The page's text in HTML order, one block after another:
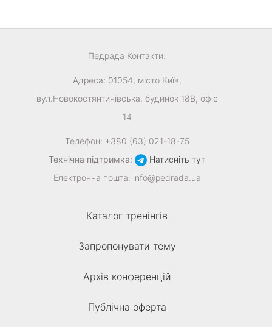
Педрада Контакти:
Адреса: 01054, місто Київ,
вул.Новокостянтинівська, будинок 18В, офіс
14
Телефон: +380 (63) 021-18-75
Технічна підтримка:
Натисніть тут
Електронна пошта: info@pedrada.ua
Каталог тренінгів
Запропонувати тему
Архів конференцій
Публічна оферта